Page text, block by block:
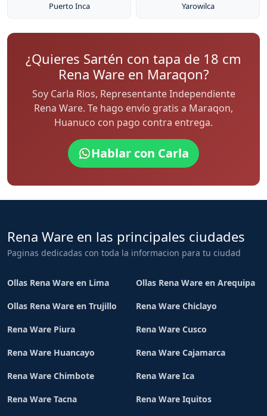
Puerto Inca Yarowilca
¿Quieres Sartén con tapa de 18 cm
Rena Ware en Maraqon?
Soy Carla Rios, Representante Independiente
Rena Ware. Te hago envío gratis a Maraqon,
Huanuco con pago contra entrega.
Hablar con Carla
Rena Ware en las principales ciudades
Paginas dedicadas con toda la informacion para tu ciudad
Ollas Rena Ware en Lima Ollas Rena Ware en Arequipa
Ollas Rena Ware en Trujillo Rena Ware Chiclayo
Rena Ware Piura Rena Ware Cusco
Rena Ware Huancayo Rena Ware Cajamarca
Rena Ware Chimbote Rena Ware Ica
Rena Ware Tacna Rena Ware Iquitos